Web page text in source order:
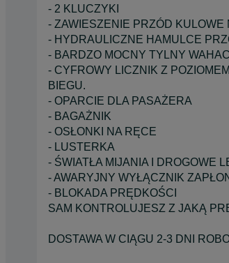
- 2 KLUCZYKI
- ZAWIESZENIE PRZÓD
- HYDRAULICZNE HAMULCE
- BARDZO MOCNY TYLNY
- CYFROWY LICZNIK Z
BIEGU.
- OPARCIE DLA PASAŻERA
- BAGAŻNIK
- OSŁONKI NA RĘCE
- LUSTERKA
- ŚWIATŁA MIJANIA I DROGOWE
- AWARYJNY WYŁĄCZNIK
- BLOKADA PRĘDKOŚCI
SAM KONTROLUJESZ Z JAKĄ
DOSTAWA W CIĄGU 2-3 DNI